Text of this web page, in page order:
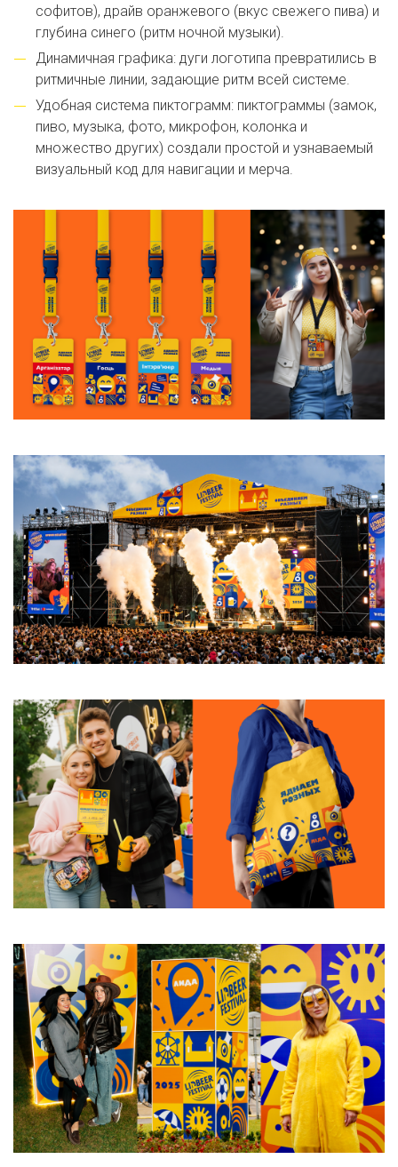
софитов), драйв оранжевого (вкус свежего пива) и
глубина синего (ритм ночной музыки).
Динамичная графика: дуги логотипа превратились в
ритмичные линии, задающие ритм всей системе.
Удобная система пиктограмм: пиктограммы (замок,
пиво, музыка, фото, микрофон, колонка и
множество других) создали простой и узнаваемый
визуальный код для навигации и мерча.